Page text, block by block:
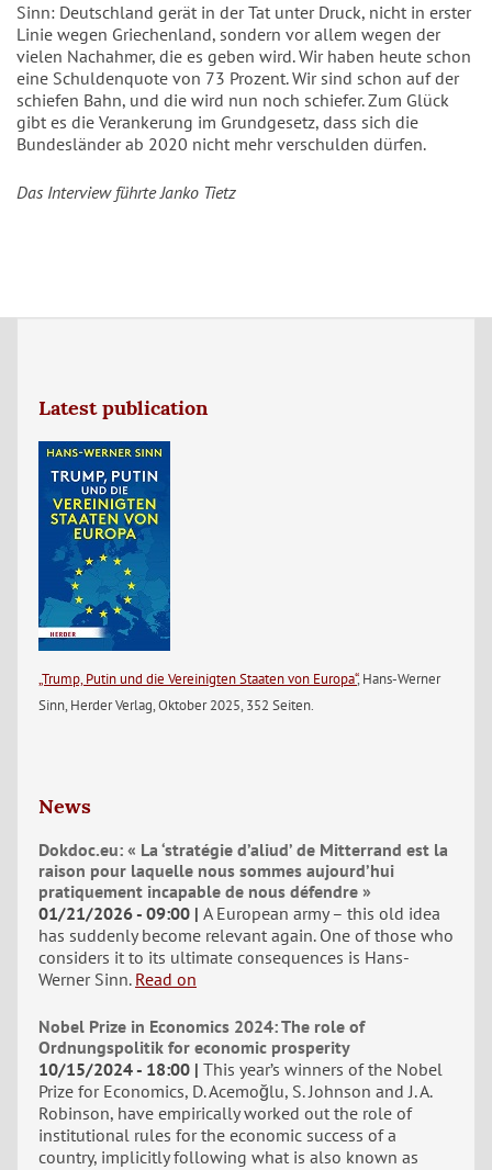
Sinn: Deutschland gerät in der Tat unter Druck, nicht in erster
Linie wegen Griechenland, sondern vor allem wegen der
vielen Nachahmer, die es geben wird. Wir haben heute schon
eine Schuldenquote von 73 Prozent. Wir sind schon auf der
schiefen Bahn, und die wird nun noch schiefer. Zum Glück
gibt es die Verankerung im Grundgesetz, dass sich die
Bundesländer ab 2020 nicht mehr verschulden dürfen.
Das Interview führte Janko Tietz
Latest publication
„Trump, Putin und die Vereinigten Staaten von Europa“, Hans-Werner
Sinn, Herder Verlag, Oktober 2025, 352 Seiten.
News
Dokdoc.eu: « La ‘stratégie d’aliud’ de Mitterrand est la
raison pour laquelle nous sommes aujourd’hui
pratiquement incapable de nous défendre »
01/21/2026 - 09:00 A European army – this old idea
has suddenly become relevant again. One of those who
considers it to its ultimate consequences is Hans-
Werner Sinn. Read on
Nobel Prize in Economics 2024: The role of
Ordnungspolitik for economic prosperity
10/15/2024 - 18:00 This year’s winners of the Nobel
Prize for Economics, D. Acemoğlu, S. Johnson and J. A.
Robinson, have empirically worked out the role of
institutional rules for the economic success of a
country, implicitly following what is also known as